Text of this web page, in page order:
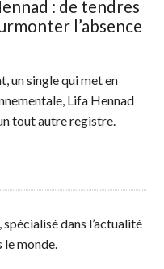
: de tendres
l’absence
un single qui met en
Lifa Hennad
tout autre registre.
dans l’actualité
le monde.